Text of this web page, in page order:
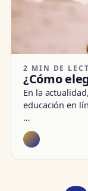
2 MIN DE
¿Cómo
En la
educación en
…